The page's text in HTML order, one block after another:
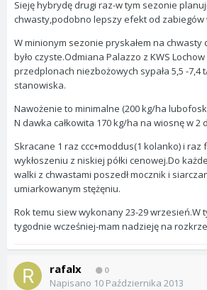
Sieję hybrydę drugi raz-w tym sezonie
chwasty,podobno lepszy efekt od zabiegów
W minionym sezonie pryskałem na
było czyste.Odmiana Palazzo z KWS Lochow
przedplonach niezbożowych sypała 5,5 -7,4
stanowiska.
Nawożenie to minimalne (200 kg/ha
N dawka całkowita 170 kg/ha na wiosnę w 2
Skracane 1 raz ccc+moddus(1 kolanko) i raz
wykłoszeniu z niskiej półki cenowej.Do
walki z chwastami poszedł mocznik i
umiarkowanym stężęniu.
Rok temu siew wykonany 23-29 wrzesień.W
tygodnie wcześniej-mam nadzieję na
rafalx 0
Napisano 10 Października 2013